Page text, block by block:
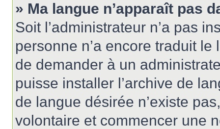
» Ma langue n’apparaît pas
Soit l’administrateur n’a pas
personne n’a encore traduit
de demander à un
puisse installer l’archive de
de langue désirée n’existe
volontaire et commencer une